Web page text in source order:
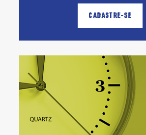
CADASTRE-SE